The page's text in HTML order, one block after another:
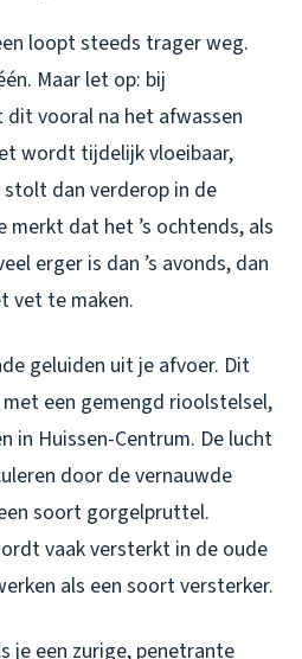
loopt steeds trager weg.
Maar let op: bij
vooral na het afwassen
wordt tijdelijk vloeibaar,
dan verderop in de
merkt dat het ’s ochtends, als
erger is dan ’s avonds, dan
vet te maken.
geluiden uit je afvoer. Dit
een gemengd rioolstelsel,
in Huissen-Centrum. De lucht
door de vernauwde
soort gorgelpruttel.
vaak versterkt in de oude
als een soort versterker.
je een zurige, penetrante